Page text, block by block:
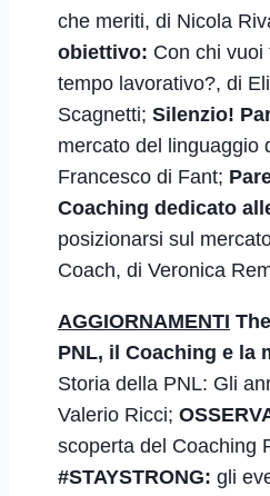
che meriti, di Nicola
obiettivo: Con chi
tempo lavorativo?, di
Scagnetti; Silenzio!
mercato del linguaggio
Francesco di Fant;
Coaching dedicato
posizionarsi sul
Coach, di Veronica
AGGIORNAMENTI
PNL, il Coaching e la
Storia della PNL: Gli
Valerio Ricci;
scoperta del Coaching
#STAYSTRONG: gli